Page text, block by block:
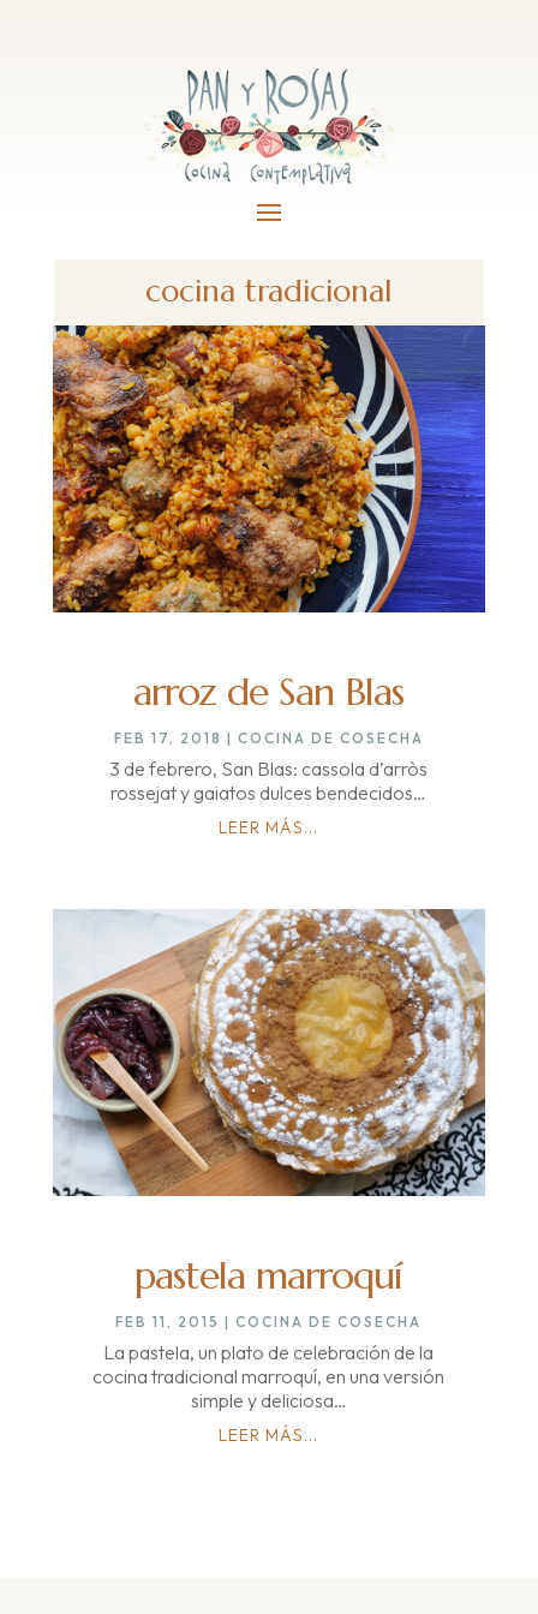
cocina tradicional
arroz de San Blas
FEB 17, 2018 | COCINA DE COSECHA
3 de febrero, San Blas: cassola d’arròs
rossejat y gaiatos dulces bendecidos…
LEER MÁS...
pastela marroquí
FEB 11, 2015 |COCINA DE COSECHA
La pastela, un plato de celebración de la
cocina tradicional marroquí, en una versión
simple y deliciosa…
LEER MÁS...